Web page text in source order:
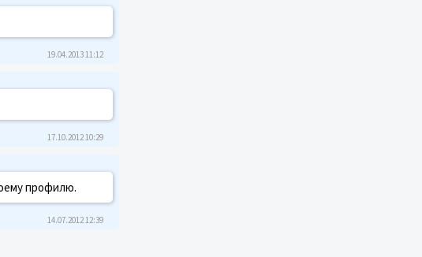
19.04.2013 11:12
17.10.2012 10:29
профилю.
14.07.2012 12:39